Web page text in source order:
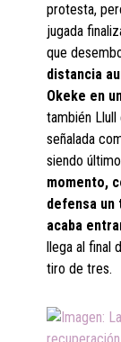
protesta,
jugada
que
distancia
Okeke en
también Llull
señalada
siendo
momento,
defensa un
acaba
llega al final
tiro de tres.